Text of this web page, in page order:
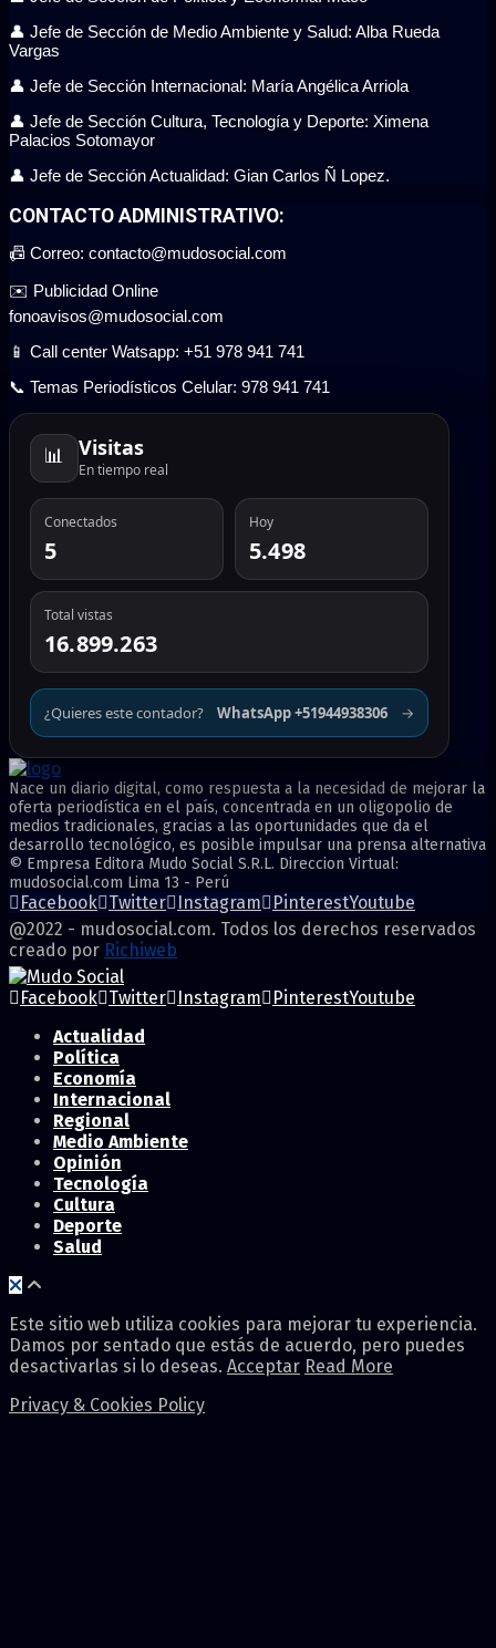
👤 Jefe de Sección de Medio Ambiente y Salud: Alba Rueda
Vargas
👤 Jefe de Sección Internacional: María Angélica Arriola
👤 Jefe de Sección Cultura, Tecnología y Deporte: Ximena
Palacios Sotomayor
👤 Jefe de Sección Actualidad: Gian Carlos Ñ Lopez.
CONTACTO ADMINISTRATIVO:
📠 Correo: contacto@mudosocial.com
✉️ Publicidad Online
fonoavisos@mudosocial.com
📱 Call center Watsapp: +51 978 941 741
📞 Temas Periodísticos Celular: 978 941 741
📊 Visitas
En tiempo real
Conectados
5
Hoy
5.498
Total vistas
16.899.263
¿Quieres este contador? WhatsApp +51944938306 →
Nace un diario digital, como respuesta a la necesidad de mejorar la
oferta periodística en el país, concentrada en un oligopolio de
medios tradicionales, gracias a las oportunidades que da el
desarrollo tecnológico, es posible impulsar una prensa alternativa
© Empresa Editora Mudo Social S.R.L. Direccion Virtual:
mudosocial.com Lima 13 - Perú
Facebook Twitter Instagram PinterestYoutube
@2022 - mudosocial.com. Todos los derechos reservados
creado por Richiweb
Facebook Twitter Instagram PinterestYoutube
Actualidad
Política
Economía
Internacional
Regional
Medio Ambiente
Opinión
Tecnología
Cultura
Deporte
Salud
Este sitio web utiliza cookies para mejorar tu experiencia.
Damos por sentado que estás de acuerdo, pero puedes
desactivarlas si lo deseas. Acceptar Read More
Privacy & Cookies Policy